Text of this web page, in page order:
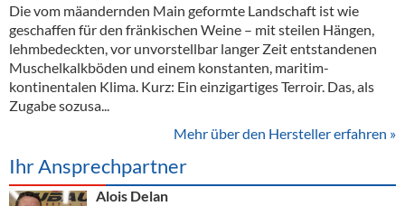
Die vom mäandernden Main geformte Landschaft ist wie
geschaffen für den fränkischen Weine – mit steilen Hängen,
lehmbedeckten, vor unvorstellbar langer Zeit entstandenen
Muschelkalkböden und einem konstanten, maritim-
kontinentalen Klima. Kurz: Ein einzigartiges Terroir. Das, als
Zugabe sozusa...
Mehr über den Hersteller erfahren »
Ihr Ansprechpartner
Alois Delan